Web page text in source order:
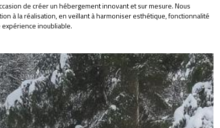
de créer un hébergement innovant et sur mesure. Nous
à la réalisation, en veillant à harmoniser esthétique, fonctionnalité
inoubliable.